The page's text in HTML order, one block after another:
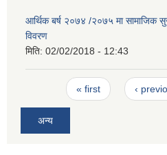
आर्थिक बर्ष २०७४ /२०७५ मा सामाजिक
विवरण
मिति: 02/02/2018 - 12:43
Pages« first ‹
अन्य